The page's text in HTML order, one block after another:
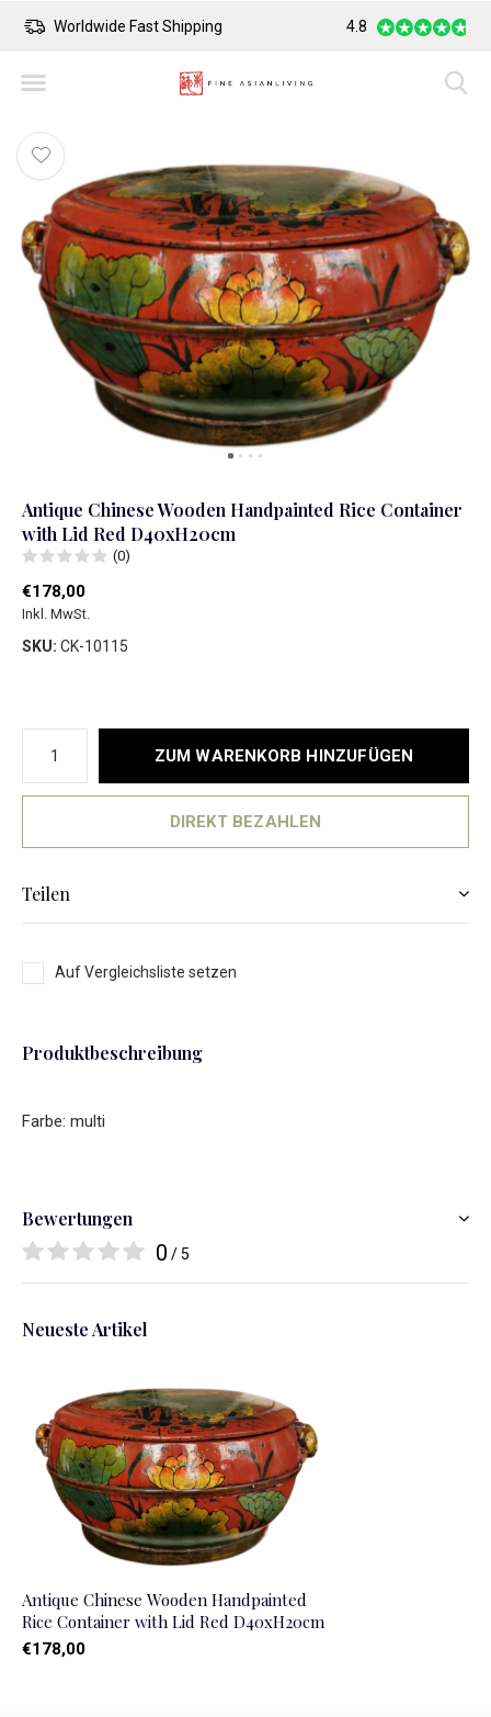
Worldwide Fast Shipping Safe Payment
4.8
Antique Chinese Wooden Handpainted Rice Container
with Lid Red D40xH20cm
(0)
€178,00
Inkl. MwSt.
SKU: CK-10115
ZUM WARENKORB HINZUFÜGEN
DIREKT BEZAHLEN
Teilen
Auf Vergleichsliste setzen
Produktbeschreibung
Farbe: multi
Bewertungen
0 / 5
Neueste Artikel
Antique Chinese Wooden Handpainted
Rice Container with Lid Red D40xH20cm
€178,00